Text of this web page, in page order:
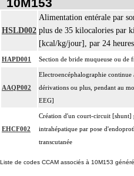
10M153
HSLD002
Alimentation entérale par
plus de 35 kilocalories par
[kcal/kg/jour], par 24 heures
HAPD001 Section de bride muqueuse ou de
AAQP002
Electroencéphalographie continue
dérivations ou plus, pendant au
EEG]
EHCF002
Création d'un court-circuit [shunt]
intrahépatique par pose
transcutanée
Liste de codes CCAM associés à 10M153